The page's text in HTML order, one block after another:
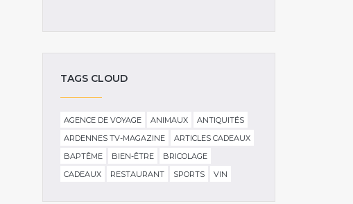
TAGS CLOUD
AGENCE DE VOYAGE ANIMAUX
ANTIQUITÉS
ARDENNES TV-MAGAZINE
ARTICLES CADEAUX
BAPTÊME
BIEN-ÊTRE
BRICOLAGE
CADEAUX
RESTAURANT SPORTS VIN